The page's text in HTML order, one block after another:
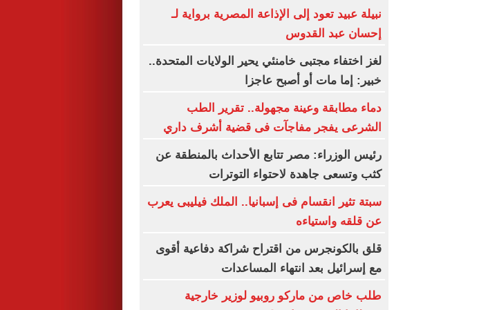
نبيلة عبيد تعود إلى الإذاعة المصرية برواية لـ
إحسان عبد القدوس
لغز اختفاء مجتبى خامنئي يحير الولايات المتحدة..
خبير: إما مات أو أصبح عاجزا
دماء مطابقة وعينة مجهولة.. تقرير الطب
الشرعى يفجر مفاجآت فى قضية أشرف داري
رئيس الوزراء: مصر تتابع الأحداث بالمنطقة عن
كثب وتسعى جاهدة لاحتواء التوترات
سبتة تثير انقسام فى إسبانيا.. الملك فيليبى يعرب
عن قلقه واستياءه
قلق بالكونجرس من اقتراح شراكة دفاعية أقوى
مع إسرائيل بعد انتهاء المساعدات
طلب خاص من ماركو روبيو لوزير خارجية